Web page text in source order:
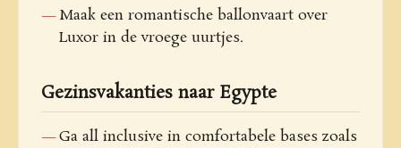
Maak een romantische ballonvaart over
Luxor in de vroege uurtjes.
Gezinsvakanties naar Egypte
Ga all inclusive in comfortabele bases zoals